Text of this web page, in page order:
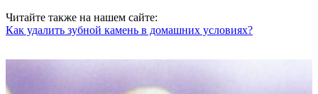
Читайте также на нашем сайте:
Как удалить зубной камень в домашних условиях?